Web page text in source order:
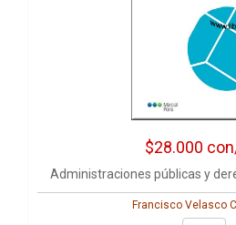
$28.000
Administraciones públicas y
Francisco Velasco